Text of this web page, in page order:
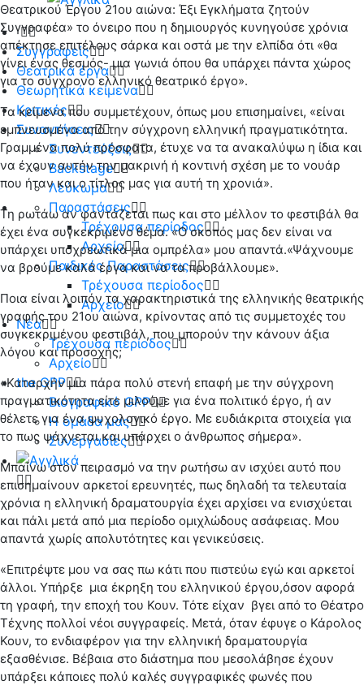
Συγγραφείς
Θεατρικά έργα
Θεωρητικά κείμενα
Κριτικές
Συναντήσεις
Συνεντεύξεις
Backstage
Λεύκωμα
Παραστάσεις
Τρέχουσα περίοδος
Αρχείο
Παιδικές Παραστάσεις
Τρέχουσα περίοδος
Αρχείο
Νέα
Τρέχουσα περίοδος
Αρχείο
the GPP
Βιογραφικό GPP
Η ομάδα μας
Συνεργασίες
Θεατρικού Έργου 21ου αιώνα: Έξι Εγκλήματα ζητούν
Συγγραφέα» το όνειρο που η δημιουργός κυνηγούσε χρόνια
απέκτησε επιτέλους σάρκα και οστά με την ελπίδα ότι «θα
γίνει ένας θεσμός- μια γωνιά όπου θα υπάρχει πάντα χώρος
για το σύγχρονο ελληνικό θεατρικό έργο».
Τα κείμενα που συμμετέχουν, όπως μου επισημαίνει, «είναι
εμπνευσμένα από την σύγχρονη ελληνική πραγματικότητα.
Γραμμένα πολύ πρόσφατα, έτυχε να τα ανακαλύψω η ίδια και
να έχουν αυτήν την μακρινή ή κοντινή σχέση με το νουάρ
που ήταν και ο τίτλος μας για αυτή τη χρονιά».
Τη ρωτάω αν φαντάζεται πως και στο μέλλον το φεστιβάλ θα
έχει ένα συγκεκριμένο θέμα. «Ο σκοπός μας δεν είναι να
υπάρχει υποχρεωτικά μια ομπρέλα» μου απαντά.«Ψάχνουμε
να βρούμε καλά έργα και να τα προβάλλουμε».
Ποια είναι λοιπόν τα χαρακτηριστικά της ελληνικής θεατρικής
γραφής του 21ου αιώνα, κρίνοντας από τις συμμετοχές του
συγκεκριμένου φεστιβάλ, που μπορούν την κάνουν άξια
λόγου και προσοχής;
«Καταρχήν μια πάρα πολύ στενή επαφή με την σύγχρονη
πραγματικότητα είτε μιλούμε για ένα πολιτικό έργο, ή αν
θέλετε για ένα ψυχολογικό έργο. Με ευδιάκριτα στοιχεία για
το πως ψάχνεται και υπάρχει ο άνθρωπος σήμερα».
Μπαίνω στον πειρασμό να την ρωτήσω αν ισχύει αυτό που
επισημαίνουν αρκετοί ερευνητές, πως δηλαδή τα τελευταία
χρόνια η ελληνική δραματουργία έχει αρχίσει να ενισχύεται
και πάλι μετά από μια περίοδο ομιχλώδους ασάφειας. Μου
απαντά χωρίς απολυτότητες και γενικεύσεις.
«Επιτρέψτε μου να σας πω κάτι που πιστεύω εγώ και αρκετοί
άλλοι. Υπήρξε μια έκρηξη του ελληνικού έργου,όσον αφορά
τη γραφή, την εποχή του Κουν. Τότε είχαν βγει από το Θέατρο
Τέχνης πολλοί νέοι συγγραφείς. Μετά, όταν έφυγε ο Κάρολος
Κουν, το ενδιαφέρον για την ελληνική δραματουργία
εξασθένισε. Βέβαια στο διάστημα που μεσολάβησε έχουν
υπάρξει κάποιες πολύ καλές συγγραφικές φωνές που